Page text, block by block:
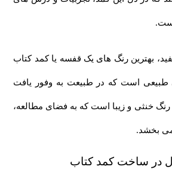
بهترین رنگ های یک قفسه یا کمد کتاب
طبیعی است که در طبیعت به وفور یافت
خنثی و زیبا است که به فضای مطالعه،
بخشد.
در ساخت کمد کتاب